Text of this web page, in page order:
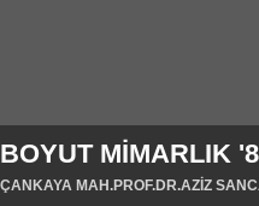
BOYUT MİMARLIK
ÇANKAYA MAH.PROF.DR.AZİZ